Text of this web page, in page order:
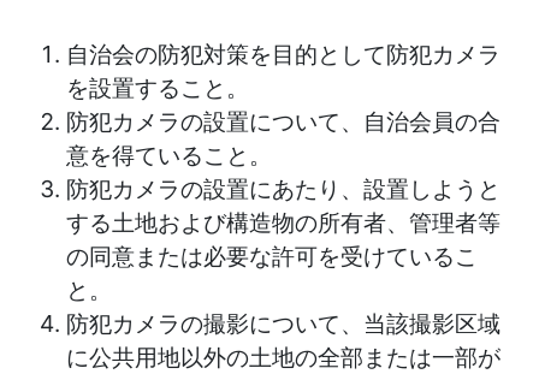
自治会の防犯対策を目的として防犯カメラ
を設置すること。
防犯カメラの設置について、自治会員の合
意を得ていること。
防犯カメラの設置にあたり、設置しようと
する土地および構造物の所有者、管理者等
の同意または必要な許可を受けているこ
と。
防犯カメラの撮影について、当該撮影区域
に公共用地以外の土地の全部または一部が